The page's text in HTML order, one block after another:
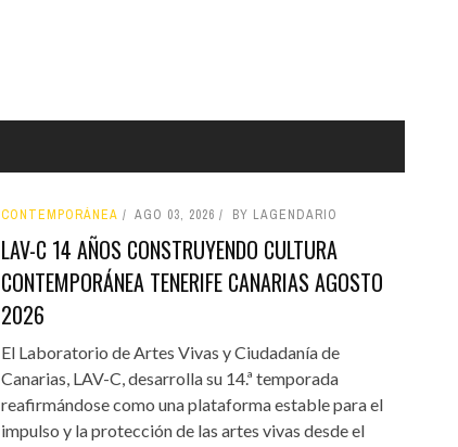
CONTEMPORÁNEA AGO 03, 2026 BY LAGENDARIO
LAV-C 14 AÑOS CONSTRUYENDO CULTURA
CONTEMPORÁNEA TENERIFE CANARIAS AGOSTO
2026
El Laboratorio de Artes Vivas y Ciudadanía de
Canarias, LAV-C, desarrolla su 14.ª temporada
reafirmándose como una plataforma estable para el
impulso y la protección de las artes vivas desde el